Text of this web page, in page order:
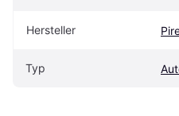
Hersteller
Typ